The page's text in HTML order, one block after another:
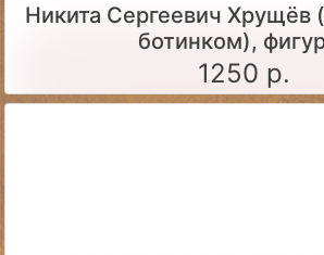
Никита Сергеевич Хрущёв
ботинком),
1250 р.